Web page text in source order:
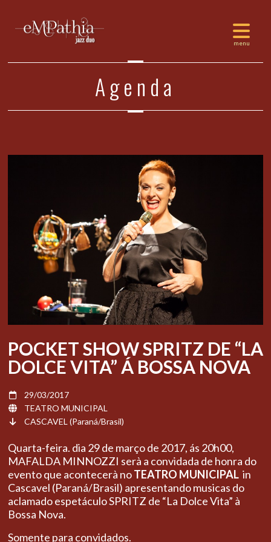
Agenda
POCKET SHOW SPRITZ DE “LA
DOLCE VITA” Á BOSSA NOVA
29/03/2017
TEATRO MUNICIPAL
CASCAVEL (Paraná/Brasil)
Quarta-feira. dia 29 de março de 2017, ás 20h00,
MAFALDA MINNOZZI serà a convidada de honra do
evento que acontecerà noTEATRO MUNICIPAL in
Cascavel (Paraná/Brasil) apresentando musicas do
aclamado espetáculo SPRITZ de “La Dolce Vita” à
Bossa Nova.
Somente para convidados.